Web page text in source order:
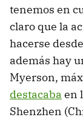
tenemos en
claro que la
hacerse
además hay
Myerson,
destacaba en
Shenzhen